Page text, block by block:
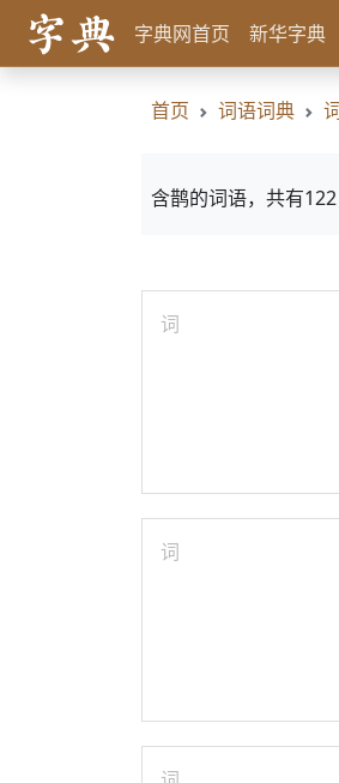
字典网首页 新华字典
首页 词语词典
含鹊的词语，共有
词
词